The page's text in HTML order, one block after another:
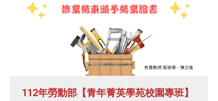
112年勞動部【青年菁英學苑校園專班】